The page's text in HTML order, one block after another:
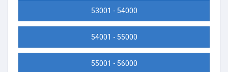
53001 - 54000
54001 - 55000
55001 - 56000